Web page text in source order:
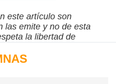
este artículo son
las emite y no de esta
la libertad de